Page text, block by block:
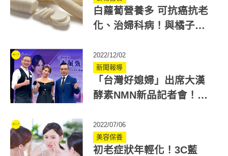
白蘿蔔營養多 可抗癌抗老
化、治婦科病！與橘子共
2022/12/02
新聞報導
「台灣好媳婦」出席大漢
酵素NMN新品記者會！佩
2022/07/06
美容保養
初老症狀年輕化！3C藍